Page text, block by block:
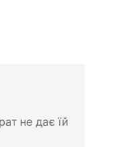
не дає їй